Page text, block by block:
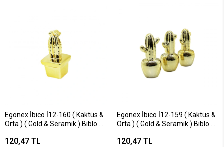
Egonex İbico İ12-160 ( Kaktüs &
Orta ) ( Gold & Seramik ) Biblo &
120,47 TL
Egonex İbico İ12-159 ( Kaktüs &
Orta ) ( Gold & Seramik ) Biblo &
120,47 TL